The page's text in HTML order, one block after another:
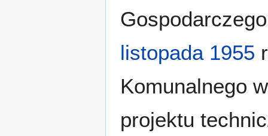
listopada 1955
Komunalnego
projektu